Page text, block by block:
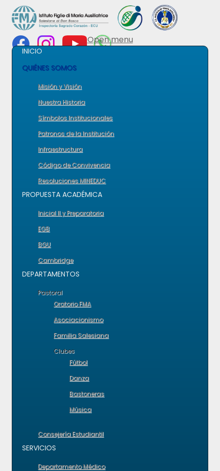
Open menu
INICIO
QUIÉNES SOMOS
Misión y Visión
Nuestra Historia
Símbolos Institucionales
Patronos de la Institución
Infraestructura
Código de Convivencia
Resoluciones MINEDUC
PROPUESTA ACADÉMICA
Inicial II y Preparatoria
EGB
BGU
Cambridge
DEPARTAMENTOS
Pastoral
Oratorio FMA
Asociacionismo
Familia Salesiana
Clubes
Fútbol
Danza
Bastoneras
Música
Consejería Estudiantil
SERVICIOS
Departamento Médico